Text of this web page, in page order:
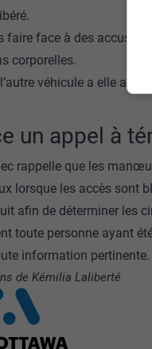
faire face à des
corporelles.
véhicule a elle
un appel à
rappelle que les
lorsque les accès sont
afin de déterminer les
toute personne ayant
information pertinente.
de Kémilia Laliberté